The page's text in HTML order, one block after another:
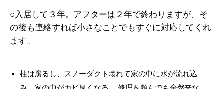
○入居して３年。アフターは２年で終わりますが、そ
の後も連絡すれば小さなことでもすぐに対応してくれ
ます。
柱は腐るし、スノーダクト壊れて家の中に水が流れ込